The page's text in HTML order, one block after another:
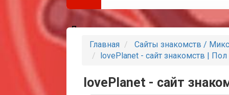
Партнеры
Главная
Сайты знакомств / Микс
lovePlanet - сайт знакомств |
lovePlanet - сайт